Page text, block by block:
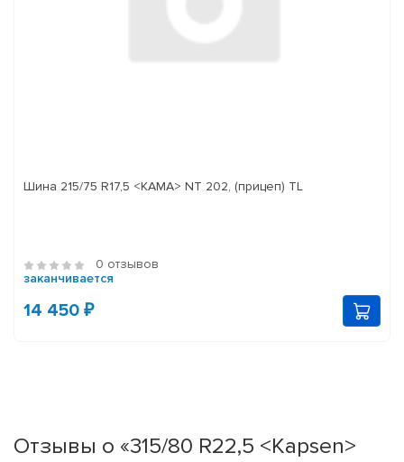
Шина 215/75 R17,5 <КАМА> NT 202, (прицеп) TL
0 отзывов
заканчивается
14 450 ₽
Отзывы о «315/80 R22,5 <Kapsen>